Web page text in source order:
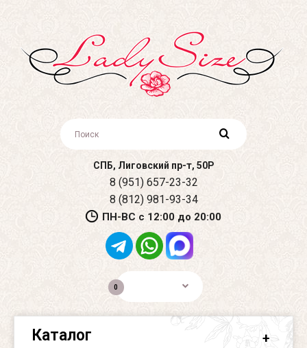
СПБ, Лиговский пр-т, 50Р
8 (951) 657-23-32
8 (812) 981-93-34
ПН-ВС с 12:00 до 20:00
0
Каталог